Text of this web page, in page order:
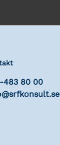
483 80 00